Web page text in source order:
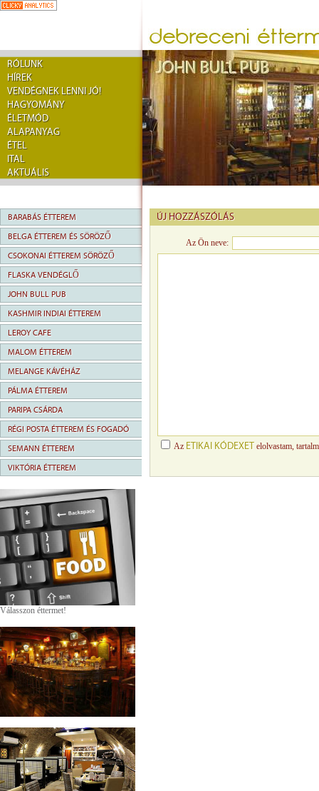
RÓLUNK
HÍREK
VENDÉGNEK LENNI JÓ!
HAGYOMÁNY
ÉLETMÓD
ALAPANYAG
ÉTEL
ITAL
AKTUÁLIS
BARABÁS ÉTTEREM
BELGA ÉTTEREM ÉS SÖRÖZŐ
CSOKONAI ÉTTEREM SÖRÖZŐ
FLASKA VENDÉGLŐ
JOHN BULL PUB
KASHMIR INDIAI ÉTTEREM
LEROY CAFE
MALOM ÉTTEREM
MELANGE KÁVÉHÁZ
PÁLMA ÉTTEREM
PARIPA CSÁRDA
RÉGI POSTA ÉTTEREM ÉS FOGADÓ
SEMANN ÉTTEREM
VIKTÓRIA ÉTTEREM
Válasszon éttermet!
ÚJ HOZZÁSZÓLÁS
Az Ön neve:
Az ETIKAI KÓDEXET elolvastam,